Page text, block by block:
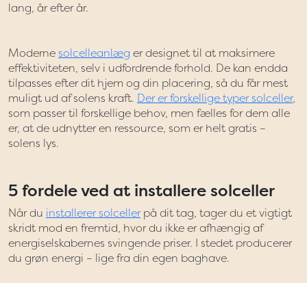
lang, år efter år.
Moderne solcelleanlæg er designet til at maksimere
effektiviteten, selv i udfordrende forhold. De kan endda
tilpasses efter dit hjem og din placering, så du får mest
muligt ud af solens kraft. Der er forskellige typer solceller,
som passer til forskellige behov, men fælles for dem alle
er, at de udnytter en ressource, som er helt gratis –
solens lys.
5 fordele ved at installere solceller
Når du installerer solcellerpå dit tag, tager du et vigtigt
skridt mod en fremtid, hvor du ikke er afhængig af
energiselskabernes svingende priser. I stedet producerer
du grøn energi – lige fra din egen baghave.